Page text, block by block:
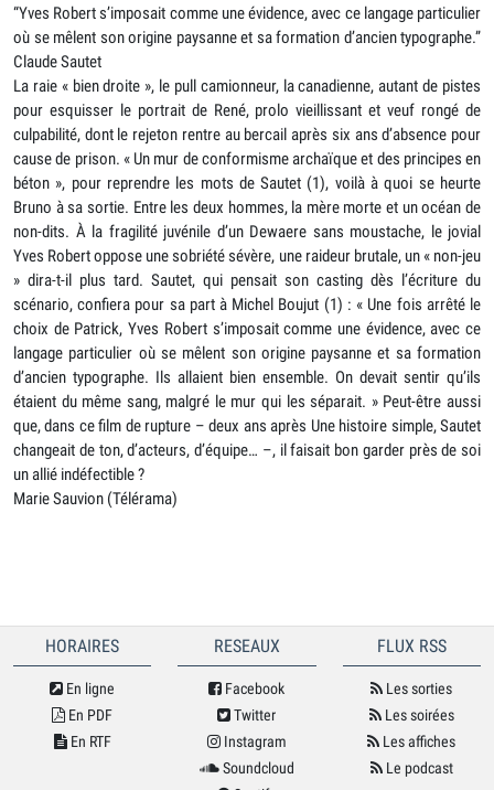
“Yves Robert s’imposait comme une évidence, avec ce langage particulier
où se mêlent son origine paysanne et sa formation d’ancien typographe.”
Claude Sautet
La raie « bien droite », le pull camionneur, la canadienne, autant de pistes
pour esquisser le portrait de René, prolo vieillissant et veuf rongé de
culpabilité, dont le rejeton rentre au bercail après six ans d’absence pour
cause de prison. « Un mur de conformisme archaïque et des principes en
béton », pour reprendre les mots de Sautet (1), voilà à quoi se heurte
Bruno à sa sortie. Entre les deux hommes, la mère morte et un océan de
non-dits. À la fragilité juvénile d’un Dewaere sans moustache, le jovial
Yves Robert oppose une sobriété sévère, une raideur brutale, un « non-jeu
» dira-t-il plus tard. Sautet, qui pensait son casting dès l’écriture du
scénario, confiera pour sa part à Michel Boujut (1) : « Une fois arrêté le
choix de Patrick, Yves Robert s’imposait comme une évidence, avec ce
langage particulier où se mêlent son origine paysanne et sa formation
d’ancien typographe. Ils allaient bien ensemble. On devait sentir qu’ils
étaient du même sang, malgré le mur qui les séparait. » Peut-être aussi
que, dans ce film de rupture – deux ans après Une histoire simple, Sautet
changeait de ton, d’acteurs, d’équipe… –, il faisait bon garder près de soi
un allié indéfectible ?
Marie Sauvion (Télérama)
HORAIRES
En ligne
En PDF
En RTF
RESEAUX
Facebook
Twitter
Instagram
Soundcloud
FLUX RSS
Les sorties
Les soirées
Les affiches
Le podcast